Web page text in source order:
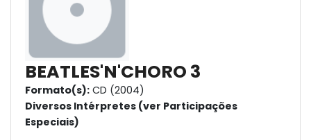
BEATLES'N'CHORO 3
Formato(s): CD (2004)
Diversos Intérpretes (ver Participações
Especiais)